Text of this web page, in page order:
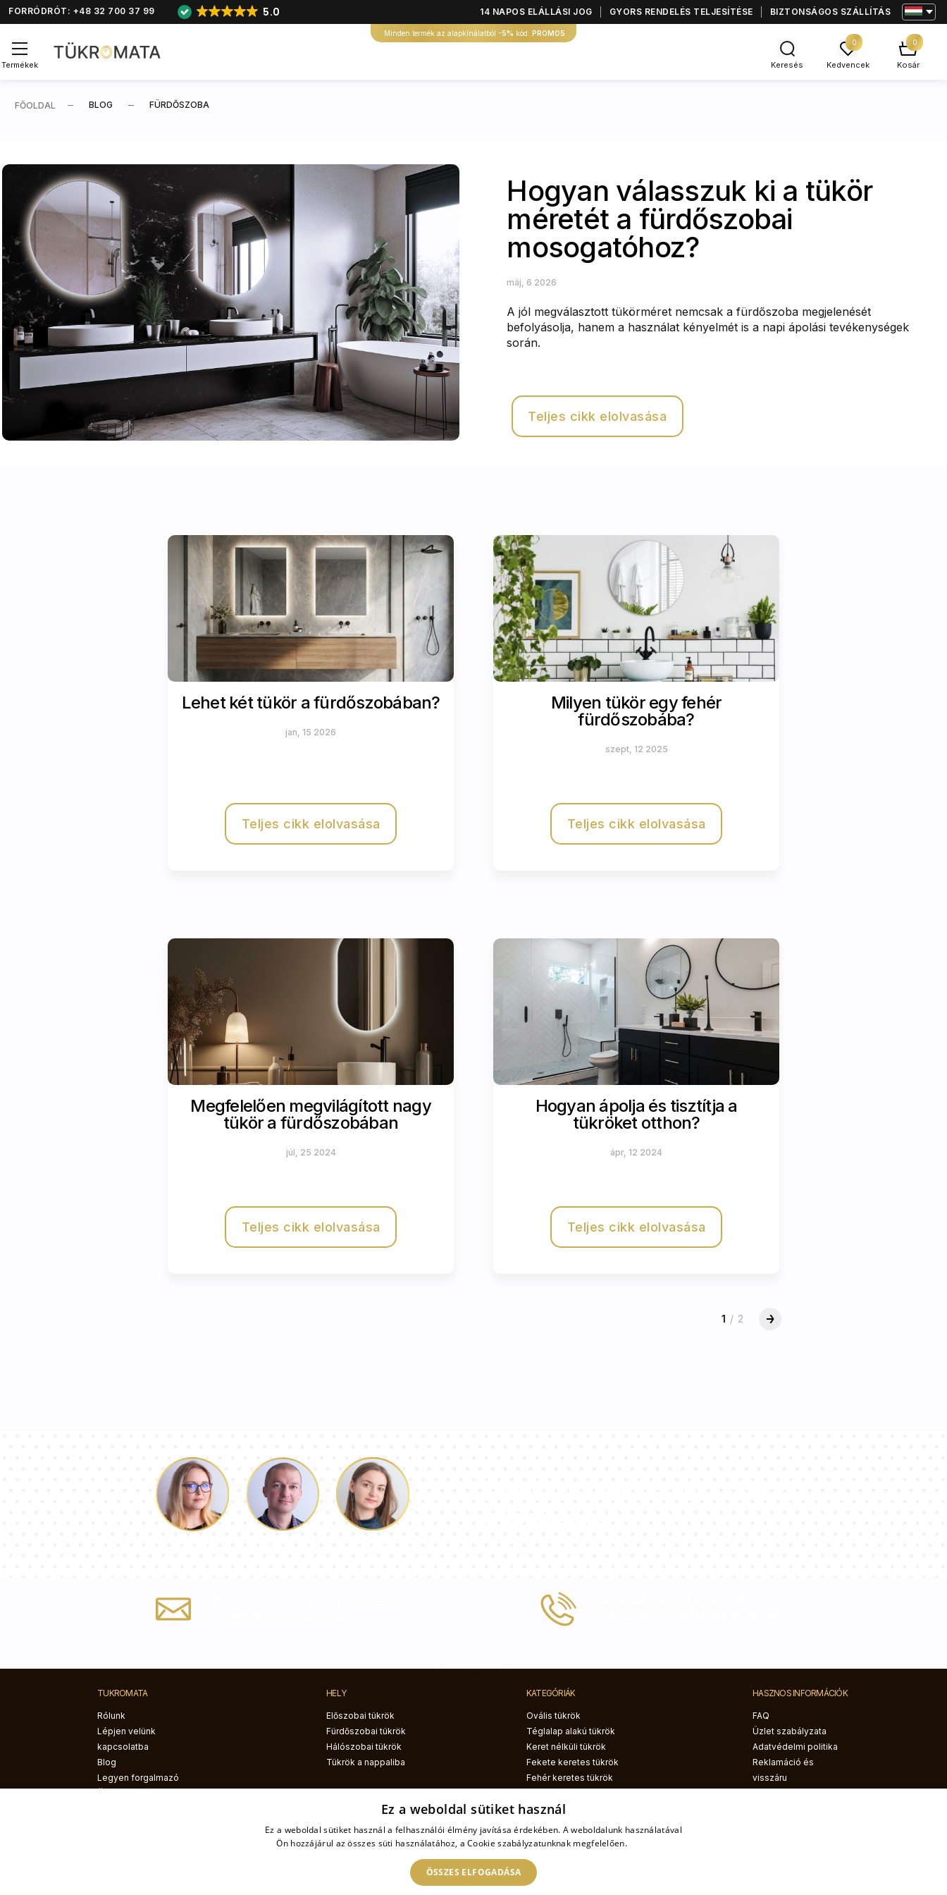
FORRÓDRÓT: +48 32 700 37 99 5.0 14 NAPOS ELÁLLÁSI JOG GYORS RENDELÉS TELJESÍTÉSE BIZTONSÁGOS SZÁLLÍTÁS
Minden termék az alapkínálatból -5% kód: PROMO5
Termékek Keresés
0
Kedvencek
0
Kosár
FŐOLDAL BLOG FÜRDŐSZOBA
Hogyan válasszuk ki a tükör
méretét a fürdőszobai
mosogatóhoz?
máj, 6 2026
A jól megválasztott tükörméret nemcsak a fürdőszoba megjelenését
befolyásolja, hanem a használat kényelmét is a napi ápolási tevékenységek
során.
Teljes cikk elolvasása
Lehet két tükör a fürdőszobában?
jan, 15 2026
Teljes cikk elolvasása
Milyen tükör egy fehér
fürdőszobába?
szept, 12 2025
Teljes cikk elolvasása
Megfelelően megvilágított nagy
tükör a fürdőszobában
júl, 25 2024
Teljes cikk elolvasása
Hogyan ápolja és tisztítja a
tükröket otthon?
ápr, 12 2024
Teljes cikk elolvasása
1 / 2
TUKROMATA
Rólunk
Lépjen velünk
kapcsolatba
Blog
Legyen forgalmazó
HELY
Előszobai tükrök
Fürdőszobai tükrök
Hálószobai tükrök
Tükrök a nappaliba
KATEGÓRIÁK
Ovális tükrök
Téglalap alakú tükrök
Keret nélküli tükrök
Fekete keretes tükrök
Fehér keretes tükrök
tükrök
Félkör alakú tükrök
HASZNOS INFORMÁCIÓK
FAQ
Üzlet szabályzata
Adatvédelmi politika
Reklamáció és
visszáru
Ez a weboldal sütiket használ
Ez a weboldal sütiket használ a felhasználói élmény javítása érdekében. A weboldalunk használatával
Ön hozzájárul az összes süti használatához, a Cookie szabályzatunknak megfelelően.
ÖSSZES ELFOGADÁSA